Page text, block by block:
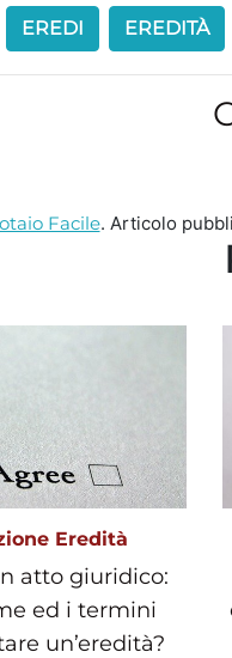
EREDI EREDITÀ
Facile. Articolo
Eredità
atto giuridico:
ed i termini
un’eredità?